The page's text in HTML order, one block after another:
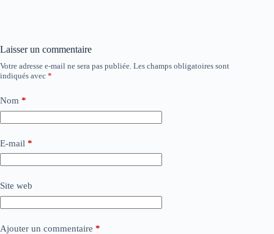
Laisser un commentaire
Votre adresse e-mail ne sera pas publiée. Les champs obligatoires sont
indiqués avec *
Nom *
E-mail *
Site web
Ajouter un commentaire *